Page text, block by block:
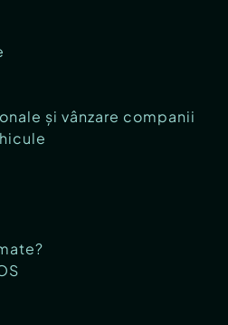
și vânzare companii